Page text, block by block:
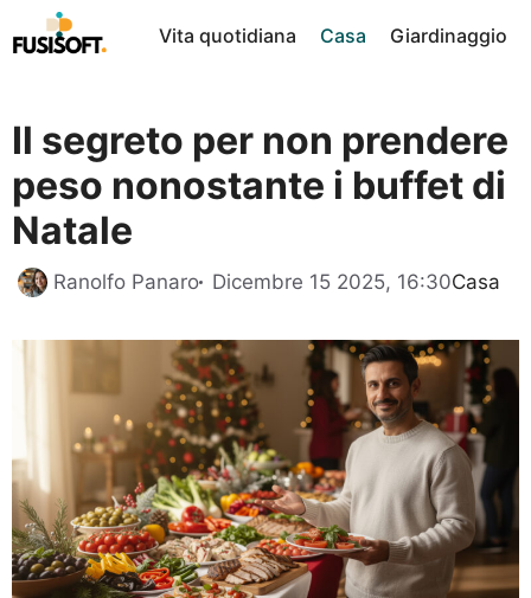
al
Vita quotidiana Casa Giardinaggio
Il segreto per non prendere
peso nonostante i buffet di
Natale
Ranolfo Panaro Dicembre 15 2025, 16:30Casa